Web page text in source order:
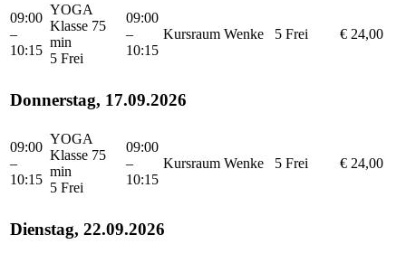
09:00
–
10:15
YOGA
Klasse 75
min
5 Frei
09:00
–
10:15
Kursraum Wenke 5 Frei € 24,00
Donnerstag, 17.09.2026
09:00
–
10:15
YOGA
Klasse 75
min
5 Frei
09:00
–
10:15
Kursraum Wenke 5 Frei € 24,00
Dienstag, 22.09.2026